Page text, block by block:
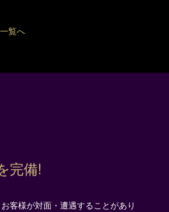
一覧へ
完備!
客様が対面・遭遇することがあり